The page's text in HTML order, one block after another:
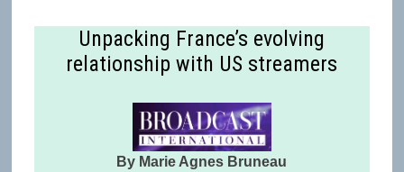
Unpacking France’s evolving
relationship with US streamers
By Marie Agnes Bruneau